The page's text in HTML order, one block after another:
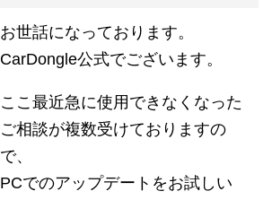
お世話になっております。
CarDongle公式でございます。
ここ最近急に使用できなくなった
ご相談が複数受けておりますの
で、
PCでのアップデートをお試しい